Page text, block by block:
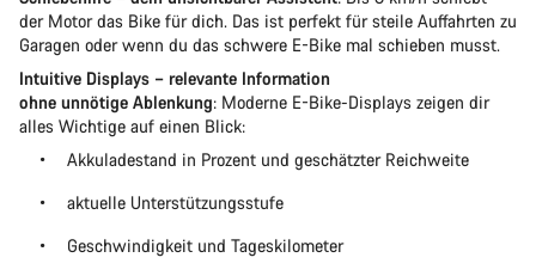
der Motor das Bike für dich. Das ist perfekt für steile Auffahrten zu
Garagen oder wenn du das schwere E-Bike mal schieben musst.
Intuitive Displays – relevante Information
ohne unnötige Ablenkung: Moderne E-Bike-Displays zeigen dir
alles Wichtige auf einen Blick:
Akkuladestand in Prozent und geschätzter Reichweite
aktuelle Unterstützungsstufe
Geschwindigkeit und Tageskilometer